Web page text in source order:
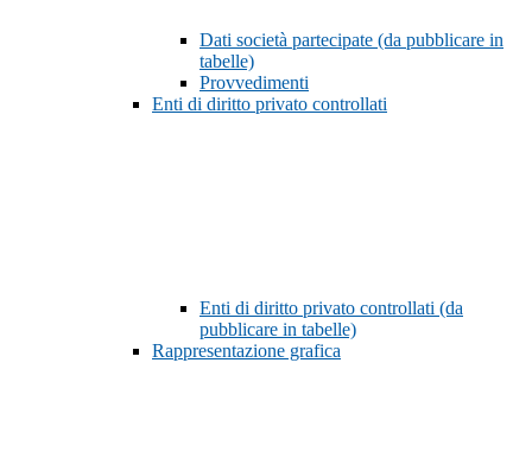
Dati società partecipate (da pubblicare in
tabelle)
Provvedimenti
Enti di diritto privato controllati
Enti di diritto privato controllati (da
pubblicare in tabelle)
Rappresentazione grafica